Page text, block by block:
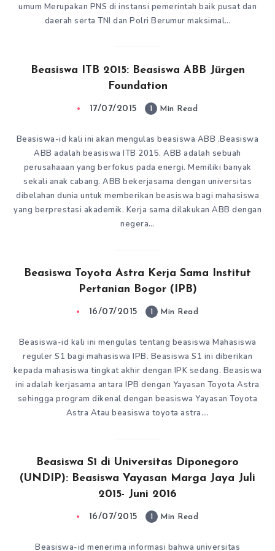
umum Merupakan PNS di instansi pemerintah baik pusat dan
daerah serta TNI dan Polri Berumur maksimal…
Beasiswa ITB 2015: Beasiswa ABB Jürgen
Foundation
17/07/2015 1 Min Read
Beasiswa-id kali ini akan mengulas beasiswa ABB .Beasiswa
ABB adalah beasiswa ITB 2015. ABB adalah sebuah
perusahaaan yang berfokus pada energi. Memiliki banyak
sekali anak cabang. ABB bekerjasama dengan universitas
dibelahan dunia untuk memberikan beasiswa bagi mahasiswa
yang berprestasi akademik. Kerja sama dilakukan ABB dengan
negera…
Beasiswa Toyota Astra Kerja Sama Institut
Pertanian Bogor (IPB)
16/07/2015 1 Min Read
Beasiswa-id kali ini mengulas tentang beasiswa Mahasiswa
reguler S1 bagi mahasiswa IPB. Beasiswa S1 ini diberikan
kepada mahasiswa tingkat akhir dengan IPK sedang. Beasiswa
ini adalah kerjasama antara IPB dengan Yayasan Toyota Astra
sehingga program dikenal dengan beasiswa Yayasan Toyota
Astra Atau beasiswa toyota astra….
Beasiswa S1 di Universitas Diponegoro
(UNDIP): Beasiswa Yayasan Marga Jaya Juli
2015- Juni 2016
16/07/2015 1 Min Read
Beasiswa-id menerima informasi bahwa universitas